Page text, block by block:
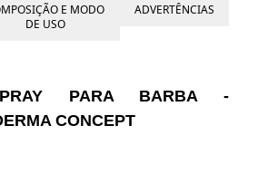
ADVERTÊNCIAS
E MODO
DE USO
PARA BARBA -
CONCEPT